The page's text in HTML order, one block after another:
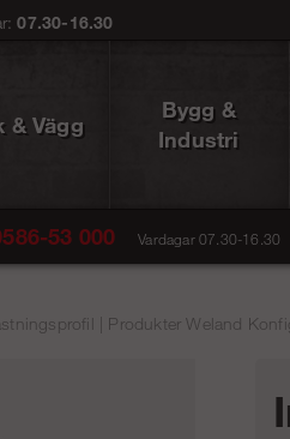
07.30-16.30
& Vägg
Bygg &
Industri
53 000 Vardagar 07.30-16.30
| Produkter Weland